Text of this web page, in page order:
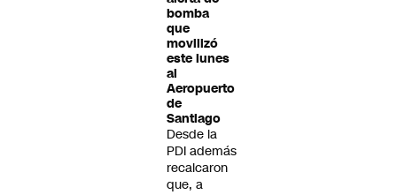
bomba
que
movilizó
este lunes
al
Aeropuerto
de
Santiago
Desde la
PDI además
recalcaron
que, a